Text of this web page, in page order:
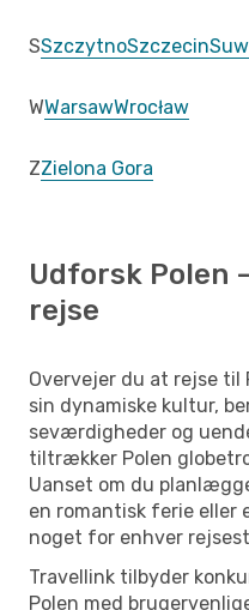
SSzczytnoSzczecin
WWarsawWrocław
ZZielona Gora
Udforsk Polen
rejse
Overvejer du at rejse til
sin dynamiske kultur,
seværdigheder og
tiltrækker Polen
Uanset om du
en romantisk ferie eller
noget for enhver
Travellink tilbyder
Polen med